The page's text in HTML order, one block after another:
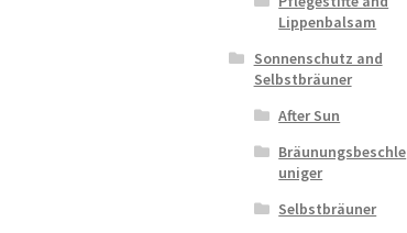
Lippenbalsam
Sonnenschutz and
Selbstbräuner
After Sun
Bräunungsbeschle
uniger
Selbstbräuner